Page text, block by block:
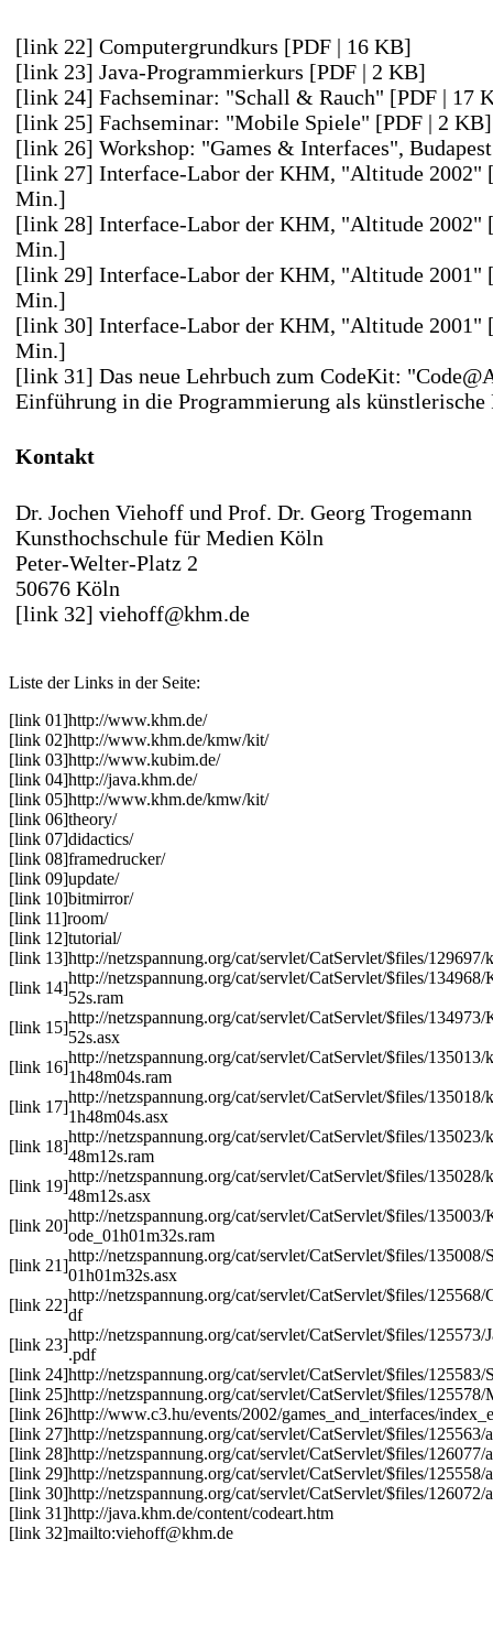
[link 22] Computergrundkurs [PDF | 16 KB]
[link 23] Java-Programmierkurs [PDF | 2 KB]
[link 24] Fachseminar: "Schall & Rauch" [PDF | 17
[link 25] Fachseminar: "Mobile Spiele" [PDF | 2 KB]
[link 26] Workshop: "Games & Interfaces",
[link 27] Interface-Labor der KHM, "Altitude 2002"
Min.]
[link 28] Interface-Labor der KHM, "Altitude 2002"
Min.]
[link 29] Interface-Labor der KHM, "Altitude 2001"
Min.]
[link 30] Interface-Labor der KHM, "Altitude 2001"
Min.]
[link 31] Das neue Lehrbuch zum CodeKit:
Einführung in die Programmierung als künstlerische
Kontakt
Dr. Jochen Viehoff und Prof. Dr. Georg Trogemann
Kunsthochschule für Medien Köln
Peter-Welter-Platz 2
50676 Köln
[link 32] viehoff@khm.de
Liste der Links in der Seite:
[link 01]http://www.khm.de/
[link 02]http://www.khm.de/kmw/kit/
[link 03]http://www.kubim.de/
[link 04]http://java.khm.de/
[link 05]http://www.khm.de/kmw/kit/
[link 06]theory/
[link 07]didactics/
[link 08]framedrucker/
[link 09]update/
[link 10]bitmirror/
[link 11]room/
[link 12]tutorial/
[link 13]http://netzspannung.org/cat/servlet/CatServlet/$files/
[link 14]
http://netzspannung.org/cat/servlet/CatServlet/$files/
52s.ram
[link 15]
http://netzspannung.org/cat/servlet/CatServlet/$files/
52s.asx
[link 16]
http://netzspannung.org/cat/servlet/CatServlet/$files/135013/
1h48m04s.ram
[link 17]
http://netzspannung.org/cat/servlet/CatServlet/$files/135018/
1h48m04s.asx
[link 18]
http://netzspannung.org/cat/servlet/CatServlet/$files/
48m12s.ram
[link 19]
http://netzspannung.org/cat/servlet/CatServlet/$files/
48m12s.asx
[link 20]
http://netzspannung.org/cat/servlet/CatServlet/$files/
ode_01h01m32s.ram
[link 21]
http://netzspannung.org/cat/servlet/CatServlet/$files/135008/
01h01m32s.asx
[link 22]
http://netzspannung.org/cat/servlet/CatServlet/$files/
df
[link 23]
http://netzspannung.org/cat/servlet/CatServlet/$files/125573/
.pdf
[link 24]http://netzspannung.org/cat/servlet/CatServlet/$files/125583/
[link 25]http://netzspannung.org/cat/servlet/CatServlet/$files/
[link 26]http://www.c3.hu/events/2002/games_and_interfaces/
[link 27]http://netzspannung.org/cat/servlet/CatServlet/$files/125563/
[link 28]http://netzspannung.org/cat/servlet/CatServlet/$files/126077/
[link 29]http://netzspannung.org/cat/servlet/CatServlet/$files/125558/
[link 30]http://netzspannung.org/cat/servlet/CatServlet/$files/126072/
[link 31]http://java.khm.de/content/codeart.htm
[link 32]mailto:viehoff@khm.de